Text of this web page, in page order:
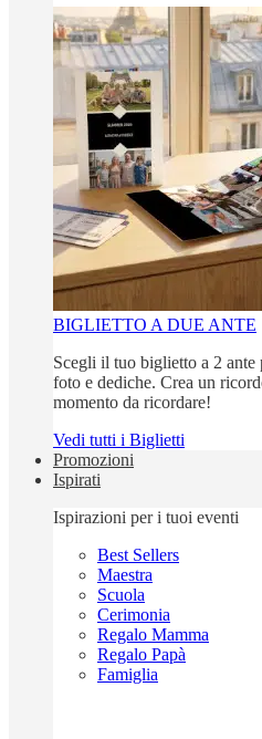
BIGLIETTO A DUE ANTE
Scegli il tuo biglietto a 2 ante
foto e dediche. Crea un
momento da ricordare!
Vedi tutti i Biglietti
Promozioni
Ispirati
Ispirazioni per i tuoi eventi
Best Sellers
Maestra
Scuola
Cerimonia
Regalo Mamma
Regalo Papà
Famiglia